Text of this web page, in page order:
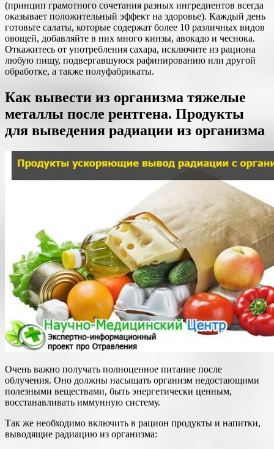
(принцип грамотного сочетания разных ингредиентов всегда
оказывает положительный эффект на здоровье). Каждый день
готовьте салаты, которые содержат более 10 различных видов
овощей, добавляйте в них много кинзы, авокадо и чеснока.
Откажитесь от употребления сахара, исключите из рациона
любую пищу, подвергавшуюся рафинированию или другой
обработке, а также полуфабрикаты.
Как вывести из организма тяжелые
металлы после рентгена. Продукты
для выведения радиации из организма
Очень важно получать полноценное питание после
облучения. Оно должны насыщать организм недостающими
полезными веществами, быть энергетически ценным,
восстанавливать иммунную систему.
Так же необходимо включить в рацион продукты и напитки,
выводящие радиацию из организма: